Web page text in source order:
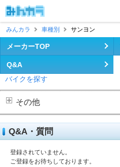
みんカラ
車種別 サンヨン
メーカーTOP
Q&A
バイクを探す
その他
Q&A・質問
登録されていません。
ご登録をお待ちしております。